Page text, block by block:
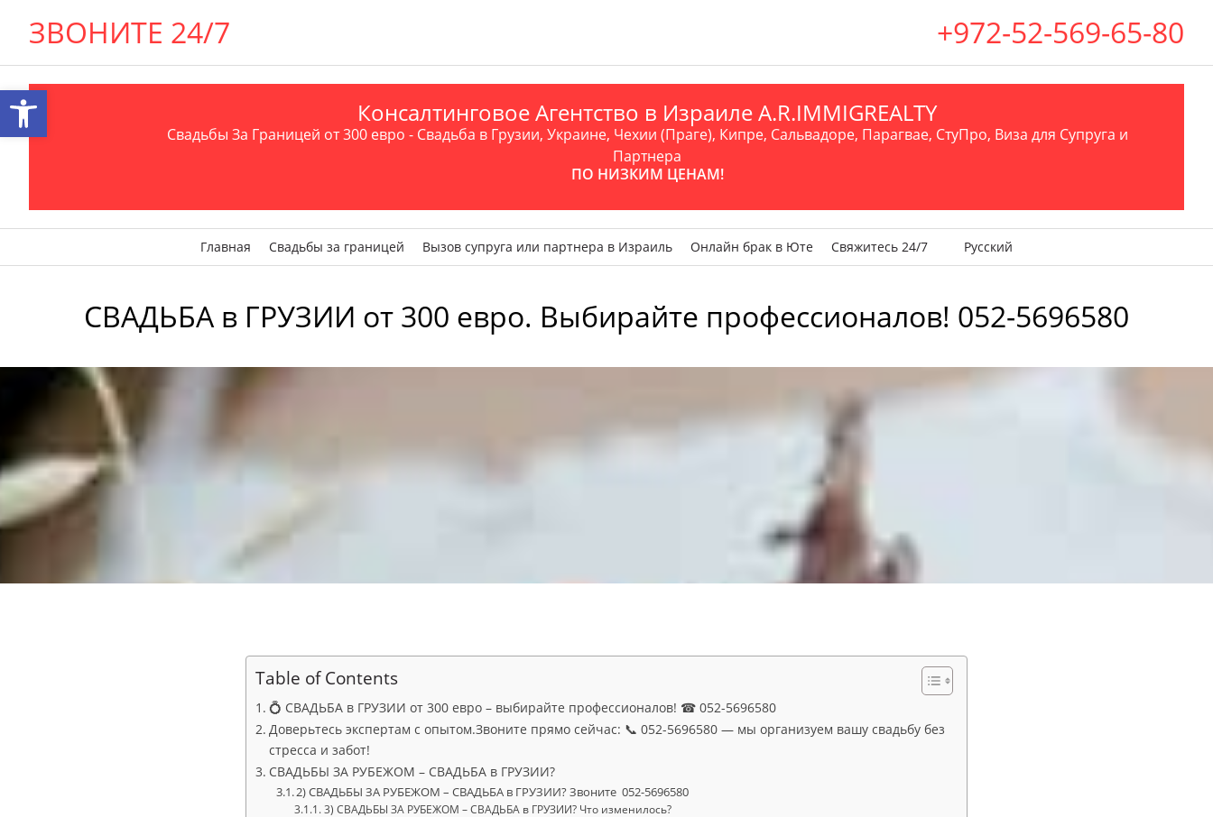
ЗВОНИТЕ 24/7 +972-52-569-65-80
Консалтинговое Агентство в Израиле A.R.IMMIGREALTY
Свадьбы За Границей от 300 евро - Свадьба в Грузии, Украине, Чехии (Праге), Кипре, Сальвадоре, Парагвае, СтуПро, Виза для Супруга и
Партнера
ПО НИЗКИМ ЦЕНАМ!
Главная Свадьбы за границей Вызов супруга или партнера в Израиль Онлайн брак в Юте Свяжитесь 24/7 Русский
СВАДЬБА в ГРУЗИИ от 300 евро. Выбирайте профессионалов! 052-5696580
Table of Contents
💍 СВАДЬБА в ГРУЗИИ от 300 евро – выбирайте профессионалов! ☎ 052-5696580
Доверьтесь экспертам с опытом.Звоните прямо сейчас: 📞 052-5696580 — мы организуем вашу свадьбу без
стресса и забот!
СВАДЬБЫ ЗА РУБЕЖОМ – СВАДЬБА в ГРУЗИИ?
2) СВАДЬБЫ ЗА РУБЕЖОМ – СВАДЬБА в ГРУЗИИ? Звоните 052-5696580
3) СВАДЬБЫ ЗА РУБЕЖОМ – СВАДЬБА в ГРУЗИИ? Что изменилось?
Открыть панель инструментов